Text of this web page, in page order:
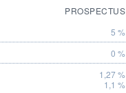
PROSPECTUS
5 %
0 %
1,27 %
1,1 %